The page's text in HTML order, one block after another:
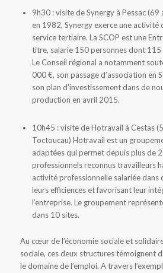
9h30 : visite de Synergy à Pessac (69
en 1982, Synergy exerce une activité
service tertiaire. La SCOP est une
titre, salarie 150 personnes dont 115
Le Conseil régional a notamment
000 €, son passage d’association en
son plan d’investissement dans de
production en avril 2015.
10h45 : visite de Hotravail à Cestas
Toctoucau) Hotravail est un
adaptées qui permet depuis plus de
professionnels reconnus travailleurs
activité professionnelle salariée dans
leurs efficiences et favorisant leur
l’entreprise. Le groupement
dans 10 sites.
Au cœur de l’économie sociale et
sociale, ces deux structures témoignent
le domaine de l’emploi. A travers